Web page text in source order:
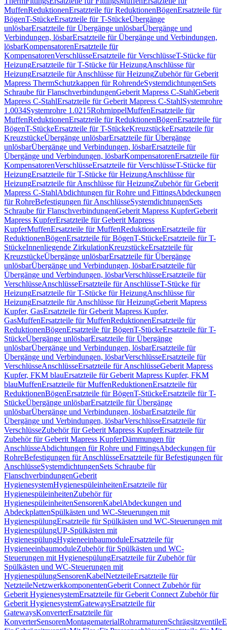
MuffenReduktionenErsatzteile für ReduktionenBögenErsatzteile für
BögenT-StückeErsatzteile für T-StückeÜbergänge
unlösbarErsatzteile für Übergänge unlösbarÜbergänge und
Verbindungen, lösbarErsatzteile für Übergänge und Verbindungen,
lösbarKompensatorenErsatzteile für
KompensatorenVerschlüsseErsatzteile für VerschlüsseT-Stücke für
HeizungErsatzteile für T-Stücke für HeizungAnschlüsse für
HeizungErsatzteile für Anschlüsse für HeizungZubehör für Geberit
Mapress ThermSchutzkappen für RohrendeSystemdichtungenSets
Schraube für FlanschverbindungenGeberit Mapress C-StahlGeberit
Mapress C-StahlErsatzteile für Geberit Mapress C-StahlSystemrohre
1.0034Systemrohre 1.0215RohrnippelMuffenErsatzteile für
MuffenReduktionenErsatzteile für ReduktionenBögenErsatzteile für
BögenT-StückeErsatzteile für T-StückeKreuzstückeErsatzteile für
KreuzstückeÜbergänge unlösbarErsatzteile für Übergänge
unlösbarÜbergänge und Verbindungen, lösbarErsatzteile für
Übergänge und Verbindungen, lösbarKompensatorenErsatzteile für
KompensatorenVerschlüsseErsatzteile für VerschlüsseT-Stücke für
HeizungErsatzteile für T-Stücke für HeizungAnschlüsse für
HeizungErsatzteile für Anschlüsse für HeizungZubehör für Geberit
Mapress C-StahlAbdichtungen für Rohre und FittingsAbdeckungen
für RohreBefestigungen für AnschlüsseSystemdichtungenSets
Schraube für FlanschverbindungenGeberit Mapress KupferGeberit
Mapress KupferErsatzteile für Geberit Mapress
KupferMuffenErsatzteile für MuffenReduktionenErsatzteile für
ReduktionenBögenErsatzteile für BögenT-StückeErsatzteile für T-
StückeInnenliegende ZirkulationKreuzstückeErsatzteile für
KreuzstückeÜbergänge unlösbarErsatzteile für Übergänge
unlösbarÜbergänge und Verbindungen, lösbarErsatzteile für
Übergänge und Verbindungen, lösbarVerschlüsseErsatzteile für
VerschlüsseAnschlüsseErsatzteile für AnschlüsseT-Stücke für
HeizungErsatzteile für T-Stücke für HeizungAnschlüsse für
HeizungErsatzteile für Anschlüsse für HeizungGeberit Mapress
Kupfer, GasErsatzteile für Geberit Mapress Kupfer,
GasMuffenErsatzteile für MuffenReduktionenErsatzteile für
ReduktionenBögenErsatzteile für BögenT-StückeErsatzteile für T-
StückeÜbergänge unlösbarErsatzteile für Übergänge
unlösbarÜbergänge und Verbindungen, lösbarErsatzteile für
Übergänge und Verbindungen, lösbarVerschlüsseErsatzteile für
VerschlüsseAnschlüsseErsatzteile für AnschlüsseGeberit Mapress
Kupfer, FKM blauErsatzteile für Geberit Mapress Kupfer, FKM
blauMuffenErsatzteile für MuffenReduktionenErsatzteile für
ReduktionenBögenErsatzteile für BögenT-StückeErsatzteile für T-
StückeÜbergänge unlösbarErsatzteile für Übergänge
unlösbarÜbergänge und Verbindungen, lösbarErsatzteile für
Übergänge und Verbindungen, lösbarVerschlüsseErsatzteile für
VerschlüsseZubehör für Geberit Mapress KupferErsatzteile für
Zubehör für Geberit Mapress KupferDämmungen für
AnschlüsseAbdichtungen für Rohre und FittingsAbdeckungen für
RohreBefestigungen für AnschlüsseErsatzteile für Befestigungen für
AnschlüsseSystemdichtungenSets Schraube für
FlanschverbindungenGeberit
HygienesystemHygienespüleinheitenErsatzteile für
HygienespüleinheitenZubehör für
HygienespüleinheitenSensorenKabelAbdeckungen und
AbdeckplattenSpülkästen und WC-Steuerungen mit
HygienespülungErsatzteile für Spülkästen und WC-Steuerungen mit
HygienespülungUP-Spülkästen mit
HygienespülungHygieneeinbaumoduleErsatzteile für
HygieneeinbaumoduleZubehör für Spülkästen und WC-
Steuerungen mit HygienespülungErsatzteile für Zubehör für
Spülkästen und WC-Steuerungen mit
HygienespülungSensorenKabelNetzteileErsatzteile für
NetzteileNetzwerkkomponentenGeberit Connect Zubehör für
Geberit HygienesystemErsatzteile für Geberit Connect Zubehör für
Geberit HygienesystemGatewaysErsatzteile für
GatewaysKonverterErsatzteile für
KonverterSensorenMontagematerialRohrarmaturenSchrägsitzventile